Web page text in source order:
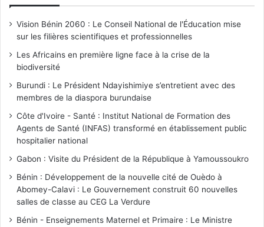
Vision Bénin 2060 : Le Conseil National de l'Éducation mise
sur les filières scientifiques et professionnelles
Les Africains en première ligne face à la crise de la
biodiversité
Burundi : Le Président Ndayishimiye s’entretient avec des
membres de la diaspora burundaise
Côte d'Ivoire - Santé : Institut National de Formation des
Agents de Santé (INFAS) transformé en établissement public
hospitalier national
Gabon : Visite du Président de la République à Yamoussoukro
Bénin : Développement de la nouvelle cité de Ouèdo à
Abomey-Calavi : Le Gouvernement construit 60 nouvelles
salles de classe au CEG La Verdure
Bénin - Enseignements Maternel et Primaire : Le Ministre